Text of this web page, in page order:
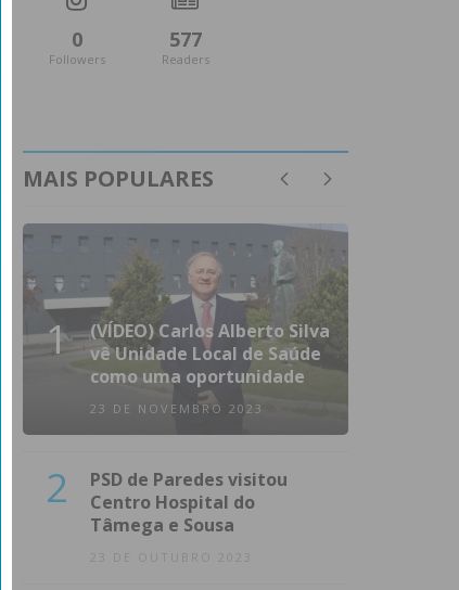
0
Followers
577
Readers
MAIS POPULARES
1
(VÍDEO) Carlos Alberto Silva
vê Unidade Local de Saúde
como uma oportunidade
23 DE NOVEMBRO 2023
2
PSD de Paredes visitou
Centro Hospital do
Tâmega e Sousa
23 DE OUTUBRO 2023